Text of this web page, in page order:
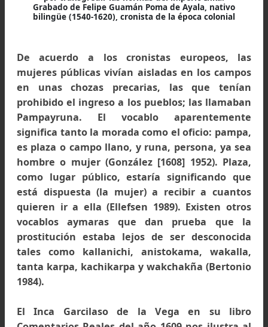
Virgen del Sol o aklla colgada de los cabellos en un
araway junto a su amante,
por transgredir las normas del imperio Inka.
Grabado de Felipe Guamán Poma de Ayala, nativo
bilingüe (1540-1620), cronista de la época colonial
De acuerdo a los cronistas europeos,
mujeres públicas vivían aisladas en los
en unas chozas precarias, las que
Pampayruna. El vocablo